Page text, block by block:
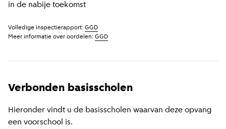
in de nabije toekomst
Volledige inspectierapport: GGD
Meer informatie over oordelen: GGD
Verbonden basisscholen
Hieronder vindt u de basisscholen waarvan deze opvang
een voorschool is.